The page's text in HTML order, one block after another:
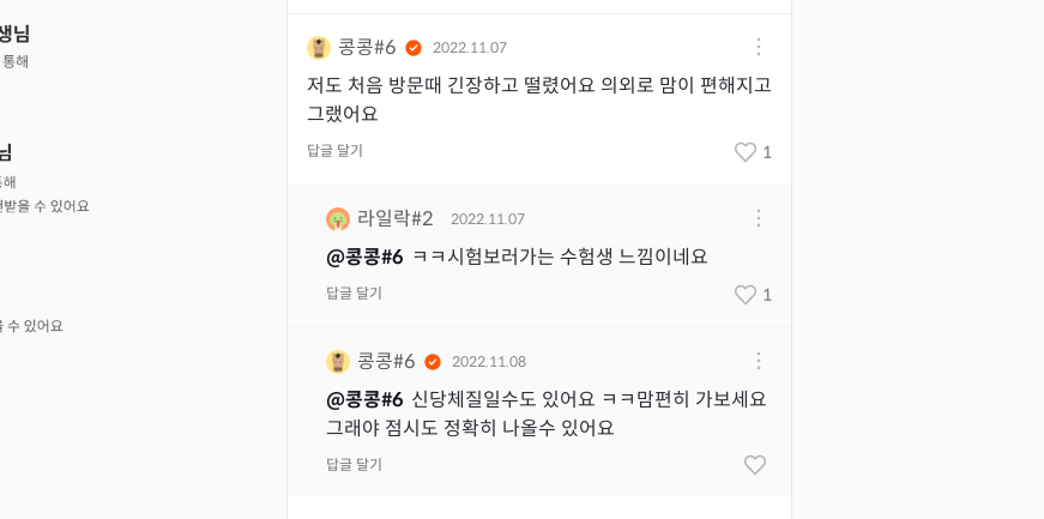
콩콩#6 2022.11.07
저도 처음 방문때 긴장하고 떨렸어요 의외로 맘이 편해지고
그랬어요
답글 달기 1
라일락#2 2022.11.07
@콩콩#6 ㅋㅋ시험보러가는 수험생 느낌이네요
답글 달기 1
콩콩#6 2022.11.08
@콩콩#6 신당체질일수도 있어요 ㅋㅋ맘편히 가보세요
그래야 점시도 정확히 나올수 있어요
답글 달기